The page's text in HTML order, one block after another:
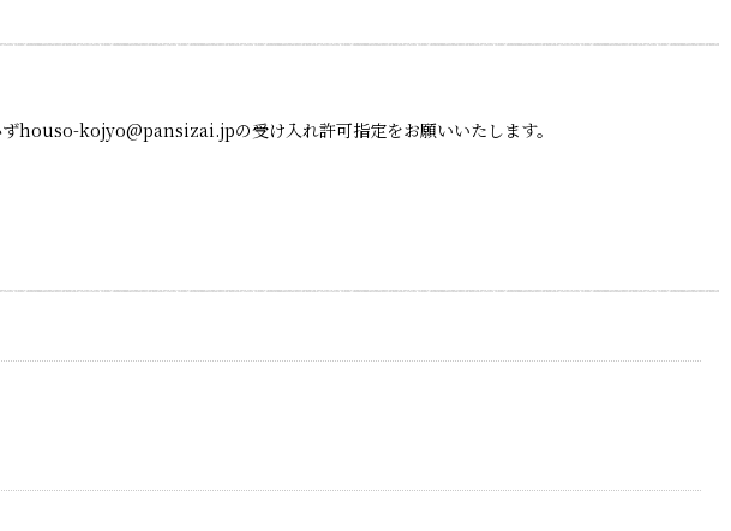
houso-kojyo@pansizai.jpの受け入れ許可指定をお願いいたします。